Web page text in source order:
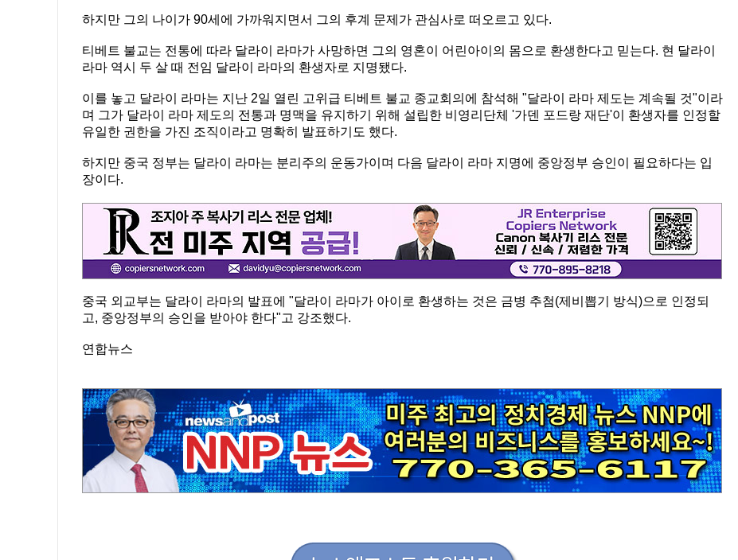
하지만 그의 나이가 90세에 가까워지면서 그의 후계 문제가 관심사로 떠오르고 있다.
티베트 불교는 전통에 따라 달라이 라마가 사망하면 그의 영혼이 어린아이의 몸으로 환생한다고 믿는다. 현 달라이
라마 역시 두 살 때 전임 달라이 라마의 환생자로 지명됐다.
이를 놓고 달라이 라마는 지난 2일 열린 고위급 티베트 불교 종교회의에 참석해 "달라이 라마 제도는 계속될 것"이라
며 그가 달라이 라마 제도의 전통과 명맥을 유지하기 위해 설립한 비영리단체 '가덴 포드랑 재단'이 환생자를 인정할
유일한 권한을 가진 조직이라고 명확히 발표하기도 했다.
하지만 중국 정부는 달라이 라마는 분리주의 운동가이며 다음 달라이 라마 지명에 중앙정부 승인이 필요하다는 입
장이다.
중국 외교부는 달라이 라마의 발표에 "달라이 라마가 아이로 환생하는 것은 금병 추첨(제비뽑기 방식)으로 인정되
고, 중앙정부의 승인을 받아야 한다"고 강조했다.
연합뉴스